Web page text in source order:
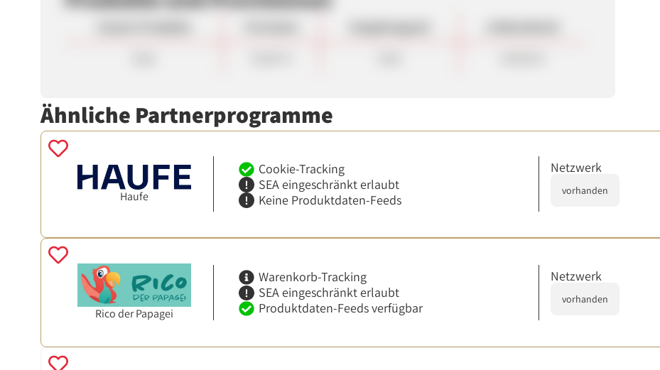
Ähnliche Partnerprogramme
Haufe
Cookie-Tracking
SEA eingeschränkt erlaubt
Keine Produktdaten-Feeds
Netzwerk
vorhanden
Rico der Papagei
Warenkorb-Tracking
SEA eingeschränkt erlaubt
Produktdaten-Feeds verfügbar
Netzwerk
vorhanden